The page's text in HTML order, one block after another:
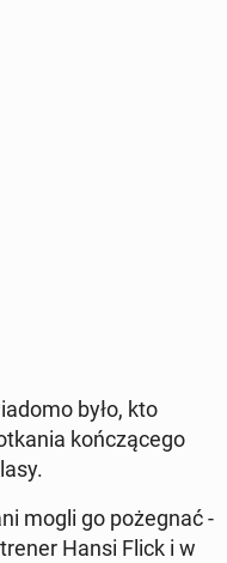
było, kto
kończącego
mogli go pożeg­nać -
Hansi Flick i w